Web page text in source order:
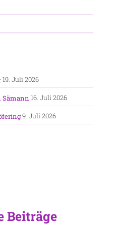
19. Juli 2026
Sämann 16. Juli 2026
9. Juli 2026
Beiträge